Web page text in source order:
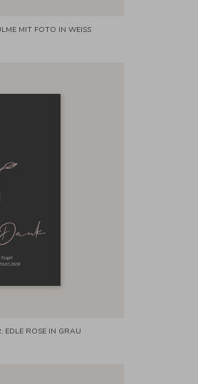
MIT FOTO IN WEISS
EDLE ROSE IN GRAU